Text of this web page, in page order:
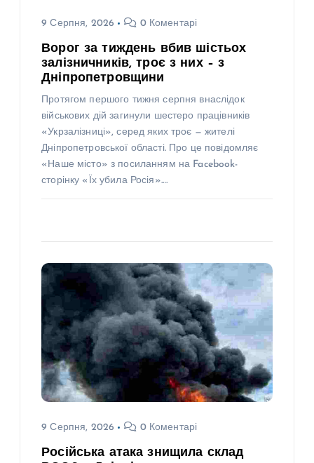
9 Серпня, 2026 0 Коментарі
Ворог за тиждень вбив шістьох
залізничників, троє з них – з
Дніпропетровщини
Протягом першого тижня серпня внаслідок
військових дій загинули шестеро працівників
«Укрзалізниці», серед яких троє — жителі
Дніпропетровської області. Про це повідомляє
«Наше місто» з посиланням на Facebook-
сторінку «Їх убила Росія».…
9 Серпня, 2026 0 Коментарі
Російська атака знищила склад